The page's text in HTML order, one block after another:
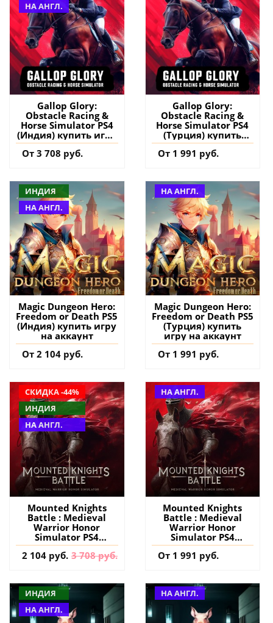
НА АНГЛ.
Gallop Glory:
Obstacle Racing &
Horse Simulator PS4
(Индия) купить игру
на аккаунт
От 3 708 руб.
Gallop Glory:
Obstacle Racing &
Horse Simulator PS4
(Турция) купить
игру на аккаунт
От 1 991 руб.
ИНДИЯ
НА АНГЛ.
Magic Dungeon Hero:
Freedom or Death PS5
(Индия) купить игру
на аккаунт
От 2 104 руб.
НА АНГЛ.
Magic Dungeon Hero:
Freedom or Death PS5
(Турция) купить
игру на аккаунт
От 1 991 руб.
СКИДКА -44%
ИНДИЯ
НА АНГЛ.
Mounted Knights
Battle : Medieval
Warrior Honor
Simulator PS4
(Индия) купить игру
на аккаунт
2 104 руб. 3 708 руб.
НА АНГЛ.
Mounted Knights
Battle : Medieval
Warrior Honor
Simulator PS4
(Турция) купить
игру на аккаунт
От 1 991 руб.
ИНДИЯ
НА АНГЛ.
НА АНГЛ.